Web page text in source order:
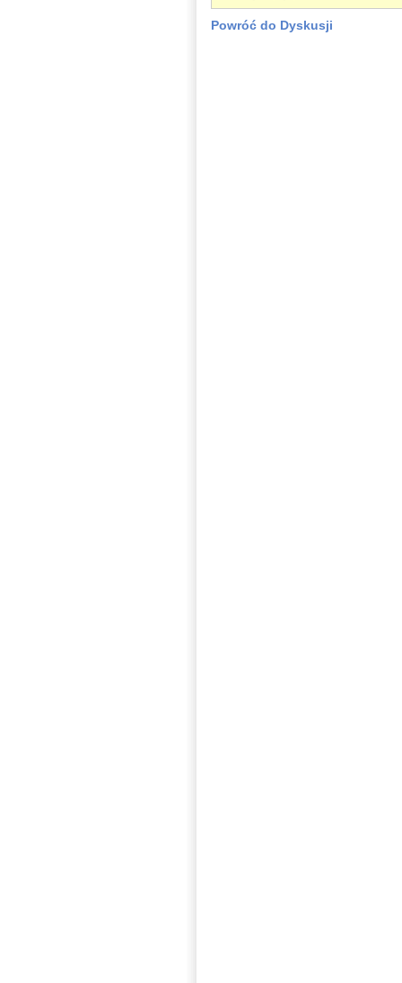
Powróć do Dyskusji